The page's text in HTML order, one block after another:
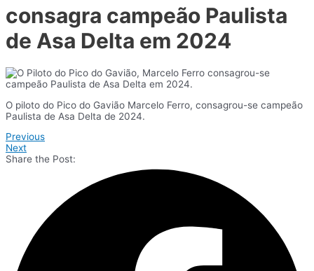
consagra campeão Paulista
de Asa Delta em 2024
O piloto do Pico do Gavião Marcelo Ferro, consagrou-se campeão
Paulista de Asa Delta de 2024.
Previous
Next
Share the Post: